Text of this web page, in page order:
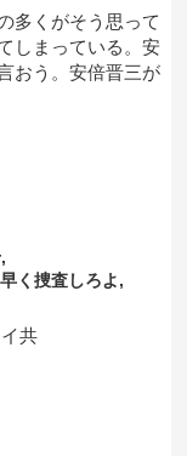
多くがそう思って
しまっている。安
おう。安倍晋三が
く捜査しろよ
共